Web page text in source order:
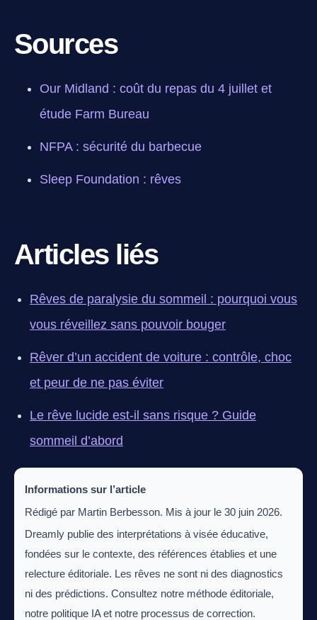
Sources
Our Midland : coût du repas du 4 juillet et
étude Farm Bureau
NFPA : sécurité du barbecue
Sleep Foundation : rêves
Articles liés
Rêves de paralysie du sommeil : pourquoi vous
vous réveillez sans pouvoir bouger
Rêver d’un accident de voiture : contrôle, choc
et peur de ne pas éviter
Le rêve lucide est-il sans risque ? Guide
sommeil d’abord
Informations sur l’article
Rédigé par Martin Berbesson. Mis à jour le 30 juin 2026.
Dreamly publie des interprétations à visée éducative,
fondées sur le contexte, des références établies et une
relecture éditoriale. Les rêves ne sont ni des diagnostics
ni des prédictions. Consultez notre méthode éditoriale,
notre politique IA et notre processus de correction.